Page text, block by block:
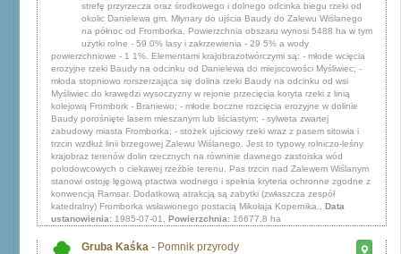
strefę przyrzecza oraz środkowego i dolnego odcinka biegu rzeki od
okolic Danielewa gm. Młynary do ujścia Baudy do Zalewu Wiślanego
na północ od Fromborka. Powierzchnia obszaru wynosi 5488 ha w tym
użytki rolne - 59 0% lasy i zakrzewienia - 29 5% a wody
powierzchniowe - 1 1%. Elementami krajobrazotwórczymi są: - młode wcięcia
erozyjne rzeki Baudy na odcinku od Danielewa do miejscowości Myśliwiec; -
młoda stopniowo rorszerzająca się dolina rzeki Baudy na odcinku od wsi
Myśliwiec do krawędzi wysoczyzny w rejonie przecięcia koryta rzeki z linią
kolejową Frombork - Braniewo; - młode boczne rozcięcia erozyjne w dolinie
Baudy porośnięte lasem mieszanym lub liściastym; - sylweta zwartej
zabudowy miasta Fromborka; - stożek ujściowy rzeki wraz z pasem sitowia i
trzcin wzdłuż linii brzegowej Zalewu Wiślanego. Jest to typowy rolniczo-leśny
krajobraz terenów dolin rzecznych na równinie dawnego zastoiska wód
polodowcowych o ciekawej rzeźbie terenu. Pas trzcin nad Zalewem Wiślanym
stanowi ostoję lęgową ptactwa wodnego i spełnia kryteria ochronne zgodne z
konwencją Ramsar. Dodatkową atrakcją są zabytki (zwłaszcza zespół
katedralny) Fromborka wsławionego postacią Mikołaja Kopernika., Data
ustanowienia: 1985-07-01, Powierzchnia: 16677.8 ha
Gruba Kaśka - Pomnik przyrody